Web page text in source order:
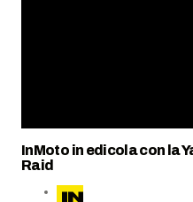
InMoto in edicola con la
Raid